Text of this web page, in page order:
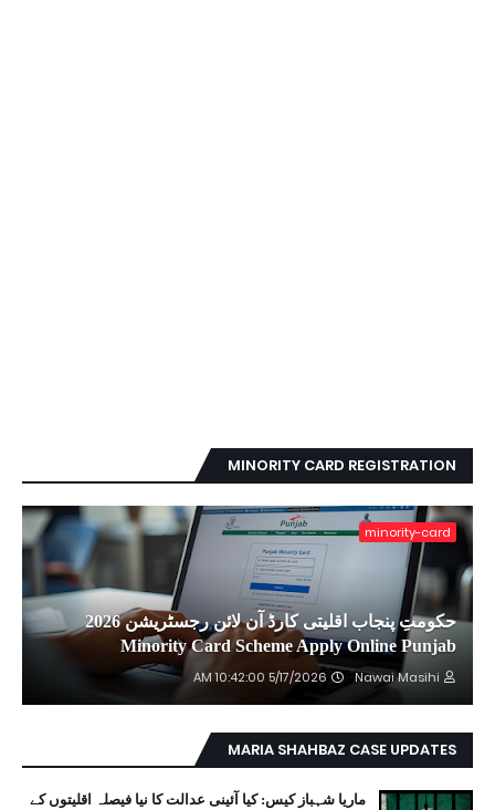
MINORITY CARD REGISTRATION
minority-card
حکومتِ پنجاب اقلیتی کارڈ آن لائن رجسٹریشن 2026
Minority Card Scheme Apply Online Punjab
Nawai Masihi
5/17/2026 10:42:00 AM
MARIA SHAHBAZ CASE UPDATES
ماریا شہباز کیس: کیا آئینی عدالت کا نیا فیصلہ اقلیتوں کے